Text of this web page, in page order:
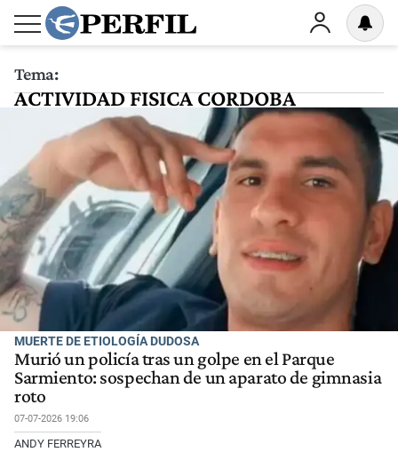
Tema:
ACTIVIDAD FISICA CORDOBA
MUERTE DE ETIOLOGÍA DUDOSA
Murió un policía tras un golpe en el Parque
Sarmiento: sospechan de un aparato de gimnasia
roto
07-07-2026 19:06
ANDY FERREYRA